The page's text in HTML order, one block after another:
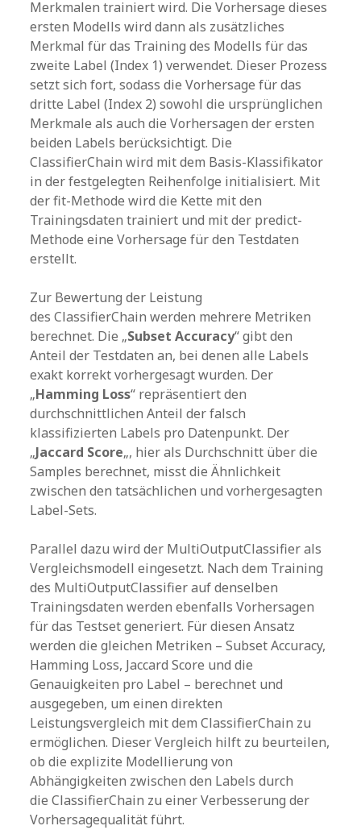
Merkmalen trainiert wird. Die Vorhersage dieses
ersten Modells wird dann als zusätzliches
Merkmal für das Training des Modells für das
zweite Label (Index 1) verwendet. Dieser Prozess
setzt sich fort, sodass die Vorhersage für das
dritte Label (Index 2) sowohl die ursprünglichen
Merkmale als auch die Vorhersagen der ersten
beiden Labels berücksichtigt. Die
ClassifierChain wird mit dem Basis-Klassifikator
in der festgelegten Reihenfolge initialisiert. Mit
der fit-Methode wird die Kette mit den
Trainingsdaten trainiert und mit der predict-
Methode eine Vorhersage für den Testdaten
erstellt.
Zur Bewertung der Leistung
des ClassifierChain werden mehrere Metriken
berechnet. Die „Subset Accuracy“ gibt den
Anteil der Testdaten an, bei denen alle Labels
exakt korrekt vorhergesagt wurden. Der
„Hamming Loss“ repräsentiert den
durchschnittlichen Anteil der falsch
klassifizierten Labels pro Datenpunkt. Der
„Jaccard Score„, hier als Durchschnitt über die
Samples berechnet, misst die Ähnlichkeit
zwischen den tatsächlichen und vorhergesagten
Label-Sets.
Parallel dazu wird der MultiOutputClassifier als
Vergleichsmodell eingesetzt. Nach dem Training
des MultiOutputClassifier auf denselben
Trainingsdaten werden ebenfalls Vorhersagen
für das Testset generiert. Für diesen Ansatz
werden die gleichen Metriken – Subset Accuracy,
Hamming Loss, Jaccard Score und die
Genauigkeiten pro Label – berechnet und
ausgegeben, um einen direkten
Leistungsvergleich mit dem ClassifierChain zu
ermöglichen. Dieser Vergleich hilft zu beurteilen,
ob die explizite Modellierung von
Abhängigkeiten zwischen den Labels durch
die ClassifierChain zu einer Verbesserung der
Vorhersagequalität führt.